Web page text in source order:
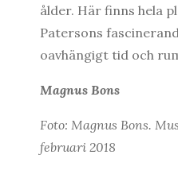
ålder. Här finns hela
Patersons
oavhängigt tid och
Magnus Bons
Foto: Magnus Bons.
februari 2018